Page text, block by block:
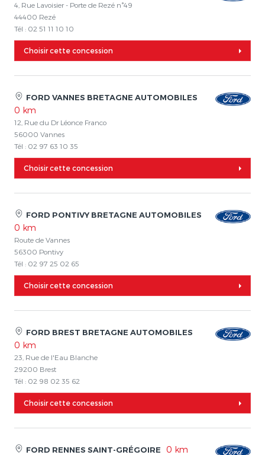
4, Rue Lavoisier - Porte de Rezé n°49
44400 Rezé
Tél : 02 51 11 10 10
Choisir cette concession
FORD VANNES BRETAGNE AUTOMOBILES
0 km
12, Rue du Dr Léonce Franco
56000 Vannes
Tél : 02 97 63 10 35
Choisir cette concession
FORD PONTIVY BRETAGNE AUTOMOBILES
0 km
Route de Vannes
56300 Pontivy
Tél : 02 97 25 02 65
Choisir cette concession
FORD BREST BRETAGNE AUTOMOBILES
0 km
23, Rue de l'Eau Blanche
29200 Brest
Tél : 02 98 02 35 62
Choisir cette concession
FORD RENNES SAINT-GRÉGOIRE 0 km